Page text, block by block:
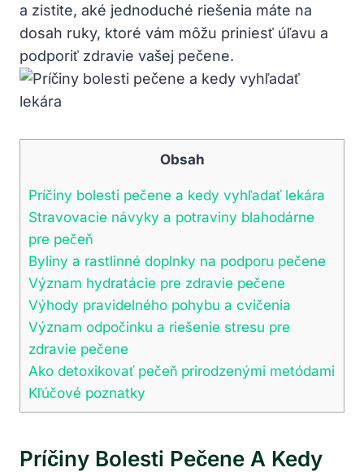
a zistite, aké jednoduché riešenia máte na
dosah ruky, ktoré vám môžu priniesť úľavu a
podporiť zdravie vašej pečene.
Obsah
Príčiny bolesti pečene a kedy vyhľadať lekára
Stravovacie návyky a potraviny blahodárne
pre pečeň
Byliny a rastlinné doplnky na podporu pečene
Význam hydratácie pre zdravie pečene
Výhody pravidelného pohybu a cvičenia
Význam odpočinku a riešenie stresu pre
zdravie pečene
Ako detoxikovať pečeň prirodzenými metódami
Kľúčové poznatky
Príčiny Bolesti Pečene A Kedy